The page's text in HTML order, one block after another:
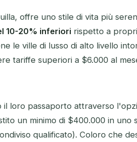
offre uno stile di vita più
10-20% inferiori rispetto a
le ville di lusso di alto livello
tariffe superiori a $6.000 al
loro passaporto attraverso
un minimo di $400.000 in
qualificato). Coloro che